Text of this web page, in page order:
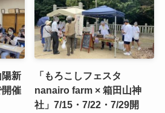
新
催
「もろこしフェスタ
nanairo farm × 箱田山神
社」7/15・7/22・7/29開